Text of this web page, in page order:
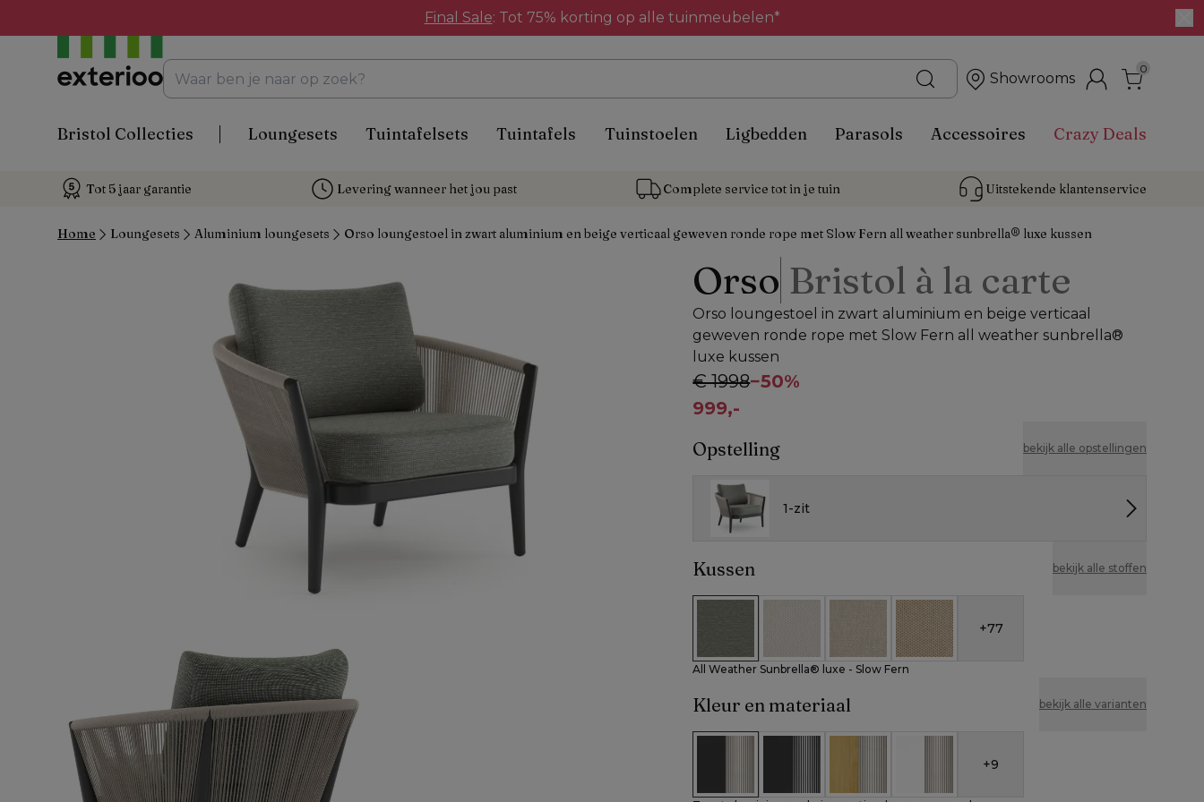
Final Sale: Tot 75% korting op alle tuinmeubelen*
Showrooms
0
Bristol Collecties Loungesets Tuintafelsets Tuintafels Tuinstoelen Ligbedden Parasols Accessoires Crazy Deals
Tot 5 jaar garantie Levering wanneer het jou past Complete service tot in je tuin Uitstekende klantenservice
Home Loungesets Aluminium loungesets Orso loungestoel in zwart aluminium en beige verticaal geweven ronde rope met Slow Fern all weather sunbrella® luxe kussen
Orso Bristol à la carte
Orso loungestoel in zwart aluminium en beige verticaal
geweven ronde rope met Slow Fern all weather sunbrella®
luxe kussen
€ 1998−50%
999,-
Opstelling bekijk alle opstellingen
1-zit
Kussen bekijk alle stoffen
All Weather Sunbrella® luxe - Slow Fern
All Weather Cosytica - Althea Off White
All Weather Cosytica - Althea Chalk
All Weather Cosytica - Althea Camel
+77
All Weather Sunbrella® luxe - Slow Fern
Kleur en materiaal bekijk alle varianten
Zwart aluminium en beige verticaal geweven ronde rope
Zwart aluminium en zwart verticaal geweven ronde rope
Teak en beige verticaal geweven ronde rope
Wit aluminium en beige verticaal
+9